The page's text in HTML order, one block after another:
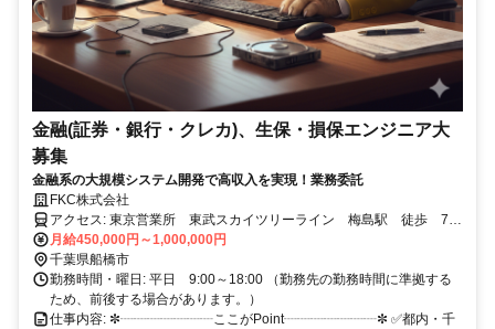
金融(証券・銀行・クレカ)、生保・損保エンジニア大
募集
金融系の大規模システム開発で高収入を実現！業務委託
FKC株式会社
アクセス: 東京営業所 東武スカイツリーライン 梅島駅 徒歩 7分
千葉営業所 JR 船橋駅 南口 徒歩9分
月給450,000円～1,000,000円
千葉県船橋市
勤務時間・曜日: 平日 9:00～18:00 （勤務先の勤務時間に準拠する
ため、前後する場合があります。）
仕事内容: ✼┈┈┈┈┈┈┈ここがPoint┈┈┈┈┈┈┈✼ ✅都内・千